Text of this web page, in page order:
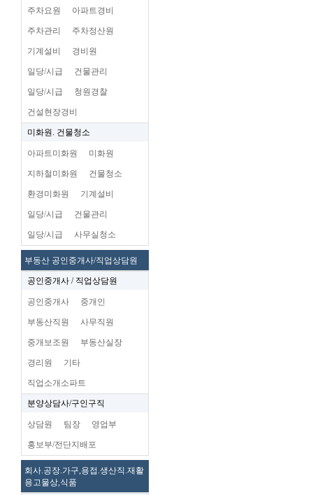
주차요원 아파트경비
주차관리 주차정산원
기계설비 경비원
일당/시급 건물관리
일당/시급 청원경찰
건설현장경비
미화원. 건물청소
아파트미화원 미화원
지하철미화원 건물청소
환경미화원 기계설비
일당/시급 건물관리
일당/시급 사무실청소
부동산 공인중개사/직업상담원
공인중개사 / 직업상담원
공인중개사 중개인
부동산직원 사무직원
중개보조원 부동산실장
경리원 기타
직업소개소파트
분양상담사/구인구직
상담원 팀장 영업부
홍보부/전단지배포
회사.공장.가구,용접.생산직.재활
용고물상,식품